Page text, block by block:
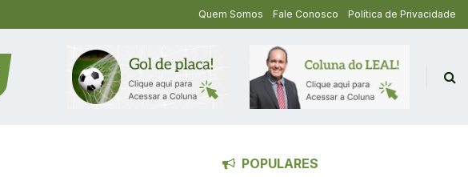
Quem Somos Fale Conosco Política de Privacidade
POPULARES